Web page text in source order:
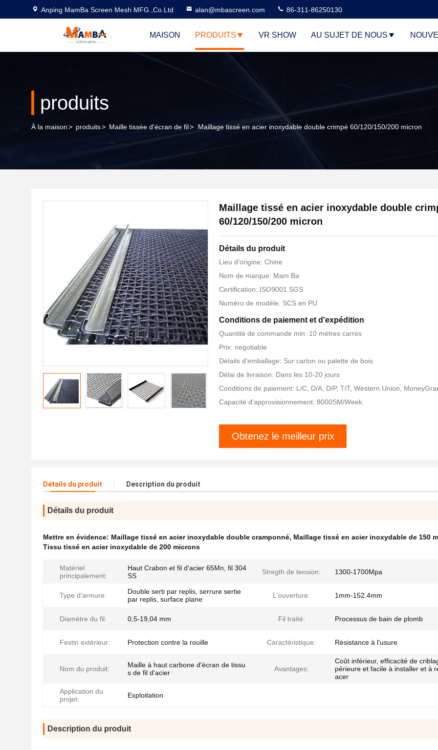
Anping MamBa Screen Mesh MFG.,Co.Ltd alan@mbascreen.com 86-311-86250130
MAISON PRODUITS VR SHOW AU SUJET DE NOUS
produits
À la maison> produits> Maille tissée d'écran de fil> Maillage tissé en acier inoxydable double crimpé 60/120/150/200 micron
Maillage tissé en acier inoxydable double
60/120/150/200 micron
Détails du produit
Lieu d'origine: Chine
Nom de marque: Mam Ba
Certification: ISO9001 SGS
Numéro de modèle: SCS en PU
Conditions de paiement et d'expédition
Quantité de commande min: 10 mètres carrés
Prix: negotiable
Détails d'emballage: Sur carton ou palette de bois
Délai de livraison: Dans les 10-20 jours
Conditions de paiement: L/C, D/A, D/P, T/T, Western Union,
Capacité d'approvisionnement: 8000SM/Week
Obtenez le meilleur prix
Détails du produit Description du produit
Détails du produit
Mettre en évidence: Maillage tissé en acier inoxydable double cramponné, Maillage tissé en acier inoxydable de 150
Tissu tissé en acier inoxydable de 200 microns
Matériel
principalement:
Haut Crabon et fil d'acier 65Mn, fil 304
SS
Stregth de tension: 1300-1700Mpa
Type d'armure:
Double serti par replis, serrure sertie
par replis, surface plane
L'ouverture: 1mm-152.4mm
Diamètre du fil: 0,5-19,04 mm Fil traité: Processus de bain de plomb
Festin extérieur: Protection contre la rouille Caractéristique: Résistance à l'usure
Nom du produit:
Maille à haut carbone d'écran de tissu
s de fil d'acier
Avantages:
Coût inférieur, efficacité de
périeure et facile à installer et à
acer
Application du
projet:
Exploitation
Description du produit